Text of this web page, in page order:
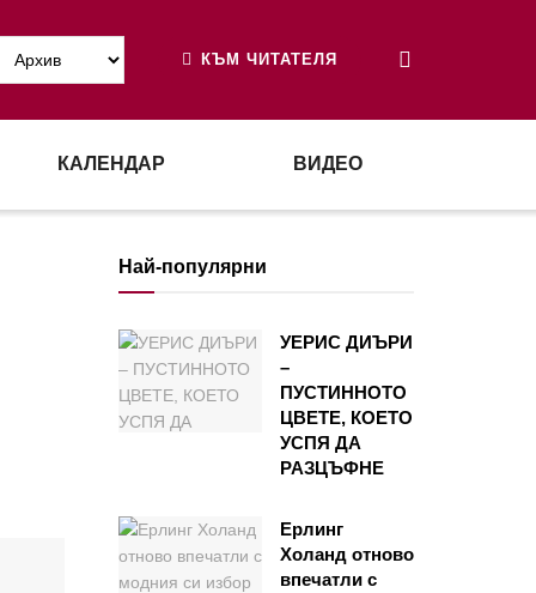
КЪМ ЧИТАТЕЛЯ
КАЛЕНДАР ВИДЕО
Най-популярни
УЕРИС ДИЪРИ
–
ПУСТИННОТО
ЦВЕТЕ, КОЕТО
УСПЯ ДА
РАЗЦЪФНЕ
Ерлинг
Холанд отново
впечатли с